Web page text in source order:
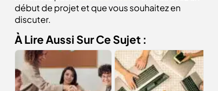
début de projet et que vous souhaitez en
discuter.
À Lire Aussi Sur Ce Sujet :